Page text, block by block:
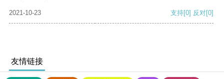
2021-10-23 支持[0] 反对[0]
友情链接